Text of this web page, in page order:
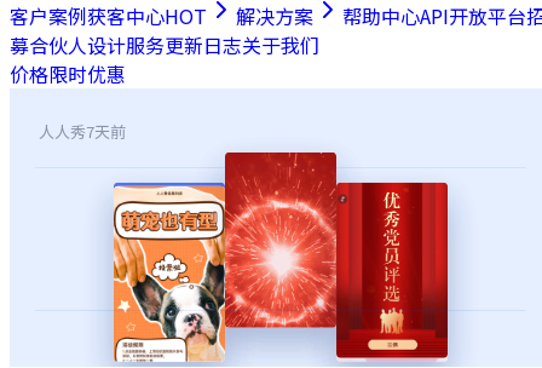
客户案例获客中心HOT 解决方案 帮助中心API开放平台
募合伙人设计服务更新日志关于我们
价格限时优惠
人人秀7天前